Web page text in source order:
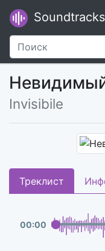
Invisibile
Треклист
00:00